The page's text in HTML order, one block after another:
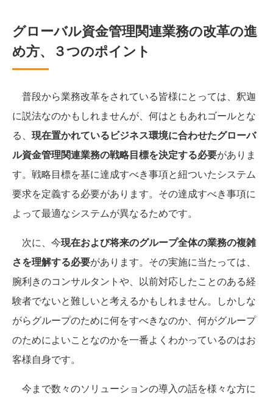
グローバル資金管理関連業務の改革の進
め方、３つのポイント
普段から業務改革をされている皆様にとっては、釈迦
に説法なのかもしれませんが、何はともあれゴールとな
る、 現在置かれているビジネス環境に合わせたグローバ
ル資金管理関連業務の戦略目標を決定する必要がありま
す。戦略目標を基に達成すべき事項と紐ついたシステム
要求を定義する必要があります。その達成すべき事項に
よって最適なシステムが異なるためです。
次に、今現在および将来のグループ全体の業務の複雑
さを理解する必要があります。その実施に当たっては、
腕利きのコンサルタントや、以前対応したことのある経
験者でないと難しいと考えるかもしれません。しかしな
がらグループのために何をすべきなのか、何がグループ
のためによいことなのかを一番よくわかっているのはお
客様自身です。
今まで数々のソリューションの導入の話を様々な方に